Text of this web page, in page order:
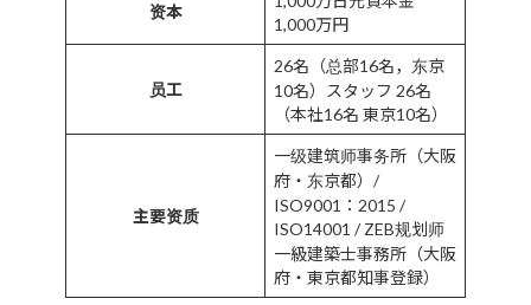
资本
1,000万円
员工
26名（总部16名，东京
10名）スタッフ 26名
（本社16名 東京10名）
主要资质
一级建筑师事务所（大阪
府・东京都）/
ISO9001：2015 /
ISO14001 / ZEB规划师
一級建築士事務所（大阪
府・東京都知事登録）